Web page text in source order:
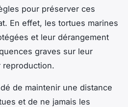
pour préserver ces
En effet, les tortues marines
et leur dérangement
graves sur leur
reproduction.
de maintenir une distance
et de ne jamais les